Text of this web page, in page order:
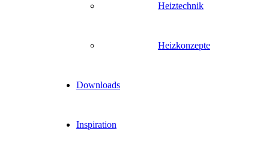
Heiztechnik
Heizkonzepte
Downloads
Inspiration